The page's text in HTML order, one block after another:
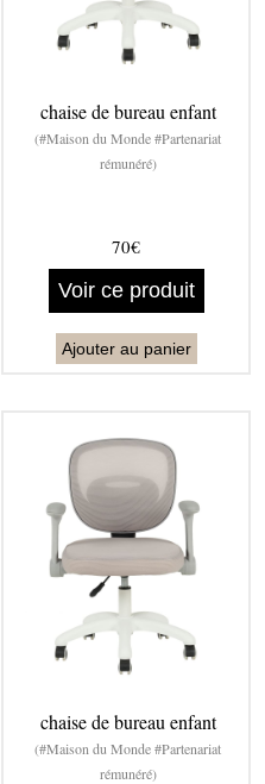
chaise de bureau enfant
(#Maison du Monde #Partenariat
rémunéré)
70€
Voir ce produit
Ajouter au panier
chaise de bureau enfant
(#Maison du Monde #Partenariat
rémunéré)